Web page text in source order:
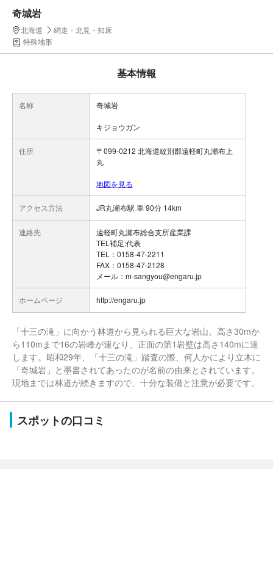
奇城岩
北海道
網走・北見・知床
特殊地形
基本情報
名称 奇城岩
キジョウガン
住所
〒099-0212 北海道紋別郡遠軽町丸瀬布上
丸
地図を見る
アクセス方法 JR丸瀬布駅 車 90分 14km
連絡先
遠軽町丸瀬布総合支所産業課
TEL補足:代表
TEL：0158-47-2211
FAX：0158-47-2128
メール：m-sangyou@engaru.jp
ホームページ http://engaru.jp
「十三の滝」に向かう林道から見られる巨大な岩山。高さ30mか
ら110mまで16の岩峰が連なり、正面の第1岩壁は高さ140mに達
します。昭和29年、「十三の滝」踏査の際、何人かにより立木に
「奇城岩」と墨書されてあったのが名前の由来とされています。
現地までは林道が続きますので、十分な装備と注意が必要です。
スポットの口コミ